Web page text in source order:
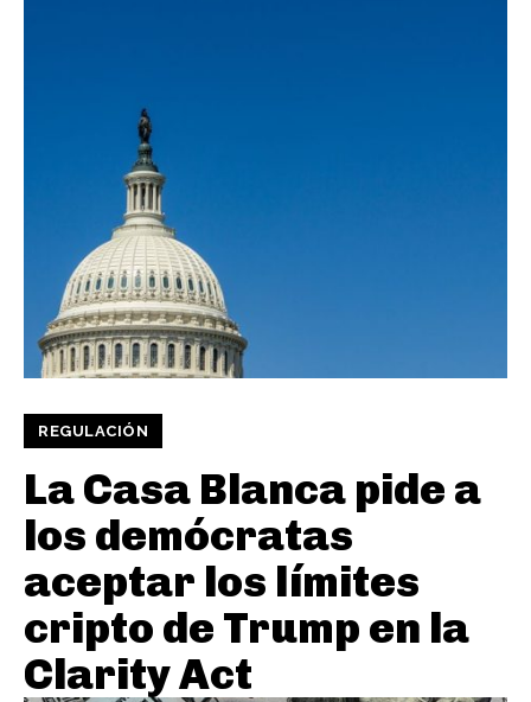
REGULACIÓN
La Casa Blanca pide a
los demócratas
aceptar los límites
cripto de Trump en la
Clarity Act